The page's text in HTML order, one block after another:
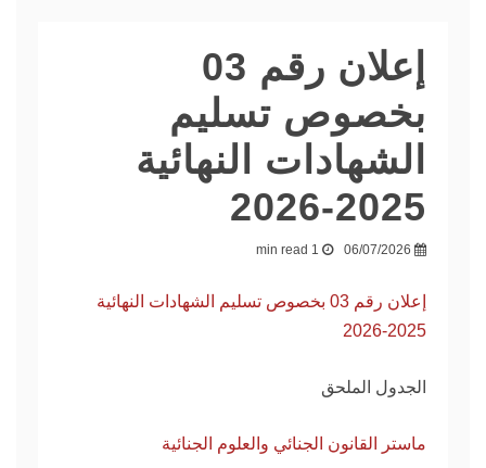
إعلان رقم 03
بخصوص تسليم
الشهادات النهائية
2025-2026
06/07/2026
1 min read
إعلان رقم 03 بخصوص تسليم الشهادات النهائية
2025-2026
الجدول الملحق
ماستر القانون الجنائي والعلوم الجنائية